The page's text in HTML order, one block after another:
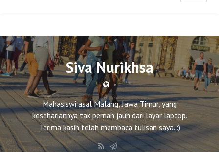
Siva Nurikhsa
•
Mahasiswi asal Malang, Jawa Timur, yang
kesehariannya tak pernah jauh dari layar laptop.
Terima kasih telah membaca tulisan saya. :)